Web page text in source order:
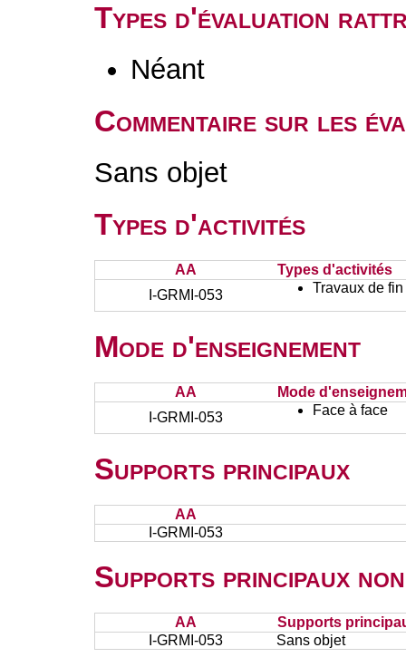
Types d'évaluation
Néant
Commentaire sur les
Sans objet
Types d'activités
AA
Types d'activités
I-GRMI-053
Travaux de
Mode d'enseignement
AA
Mode
I-GRMI-053
Face à face
Supports principaux
AA
I-GRMI-053
Supports principaux
AA
Supports
I-GRMI-053
Sans objet